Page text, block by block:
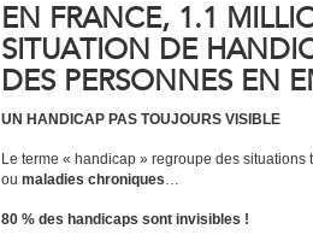
EN FRANCE, 1.1
SITUATION DE
DES PERSONNES EN
UN HANDICAP PAS TOUJOURS VISIBLE
Le terme « handicap » regroupe des situations
ou maladies chroniques…
80 % des handicaps sont invisibles !